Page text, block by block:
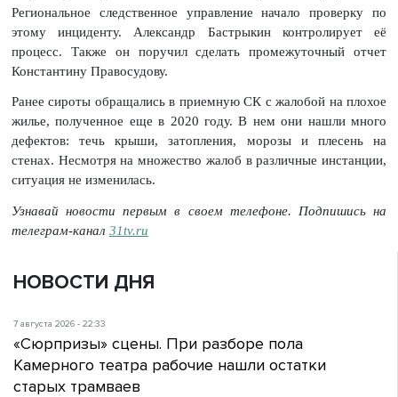
Региональное следственное управление начало проверку по
этому инциденту. Александр Бастрыкин контролирует её
процесс. Также он поручил сделать промежуточный отчет
Константину Правосудову.
Ранее сироты обращались в приемную СК с жалобой на плохое
жилье, полученное еще в 2020 году. В нем они нашли много
дефектов: течь крыши, затопления, морозы и плесень на
стенах. Несмотря на множество жалоб в различные инстанции,
ситуация не изменилась.
Узнавай новости первым в своем телефоне. Подпишись на
телеграм-канал 31tv.ru
НОВОСТИ ДНЯ
7 августа 2026 - 22:33
«Сюрпризы» сцены. При разборе пола
Камерного театра рабочие нашли остатки
старых трамваев